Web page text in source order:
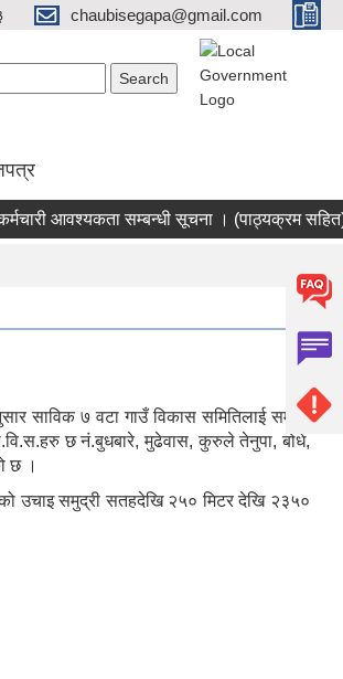
chaubisegapa@gmail.com
आवश्यकता सम्बन्धी सूचना । (पाठ्यक्रम सहित)
साविक ७ वटा गाउँ विकास समितिलाई समेटेर
छ नं.बुधबारे, मुढेवास, कुरुले तेनुपा, बोधे,
छ ।
उचाइ समुद्री सतहदेखि २५० मिटर देखि २३५०